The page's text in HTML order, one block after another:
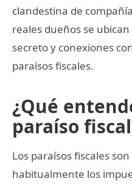
clandestina de
reales dueños se
secreto y conexiones
paraísos fiscales.
¿Qué
paraíso
Los paraísos fiscales
habitualmente los